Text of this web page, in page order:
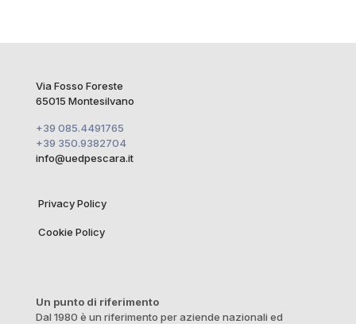
Via Fosso Foreste
65015 Montesilvano
+39 085.4491765
+39 350.9382704
info@uedpescara.it
Privacy Policy
Cookie Policy
Un punto di riferimento
Dal 1980 è un riferimento per aziende nazionali ed